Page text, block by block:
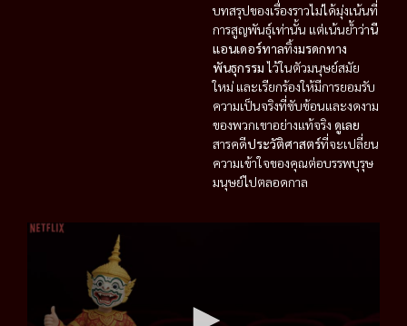
บทสรุปของเรื่องราวไม่ได้มุ่งเน้นที่
การสูญพันธุ์เท่านั้น แต่เน้นย้ำว่านี
แอนเดอร์ทาลทิ้งมรดกทาง
พันธุกรรมไว้ในตัวมนุษย์สมัย
ใหม่ และเรียกร้องให้มีการยอมรับ
ความเป็นจริงที่ซับซ้อนและงดงาม
ของพวกเขาอย่างแท้จริง ดูเลย
สารคดีประวัติศาสตร์ที่จะเปลี่ยน
ความเข้าใจของคุณต่อบรรพบุรุษ
มนุษย์ไปตลอดกาล